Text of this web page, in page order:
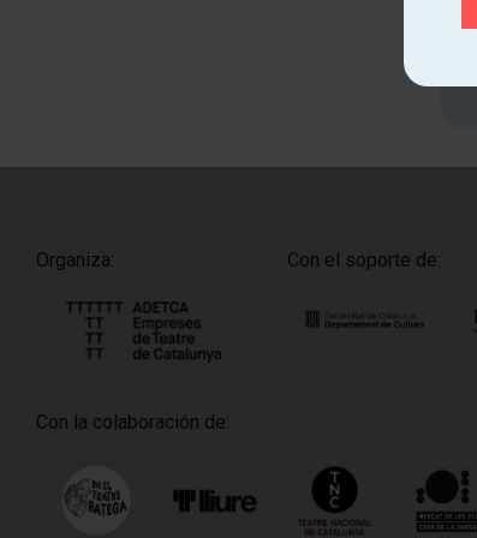
Organiza: Con el soporte de:
Con la colaboración de: